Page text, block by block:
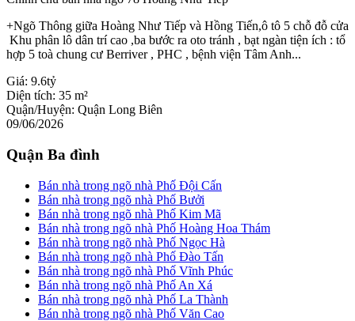
+Ngõ Thông giữa Hoàng Như Tiếp và Hồng Tiến,ô tô 5 chỗ đỗ cửa
Khu phân lô dân trí cao ,ba bước ra oto tránh , bạt ngàn tiện ích : tổ
hợp 5 toà chung cư Berriver , PHC , bệnh viện Tâm Anh...
Giá: 9.6tỷ
Diện tích: 35 m²
Quận/Huyện: Quận Long Biên
09/06/2026
Quận Ba đình
Bán nhà trong ngõ nhà Phố Đội Cấn
Bán nhà trong ngõ nhà Phố Bưởi
Bán nhà trong ngõ nhà Phố Kim Mã
Bán nhà trong ngõ nhà Phố Hoàng Hoa Thám
Bán nhà trong ngõ nhà Phố Ngọc Hà
Bán nhà trong ngõ nhà Phố Đào Tấn
Bán nhà trong ngõ nhà Phố Vĩnh Phúc
Bán nhà trong ngõ nhà Phố An Xá
Bán nhà trong ngõ nhà Phố La Thành
Bán nhà trong ngõ nhà Phố Văn Cao